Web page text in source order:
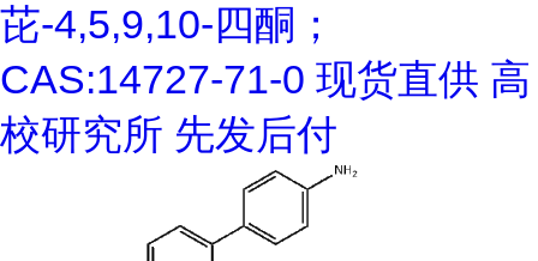
芘-4,5,9,10-四酮；
CAS:14727-71-0 现货直供 高
校研究所 先发后付